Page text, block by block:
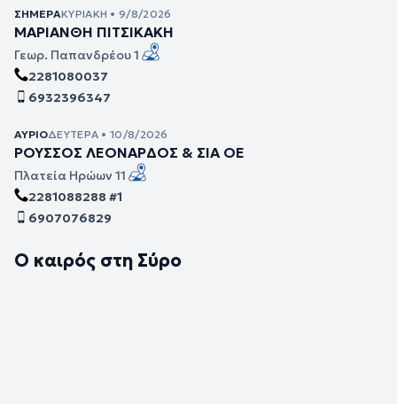
ΣΉΜΕΡΑΚΥΡΙΑΚΉ • 9/8/2026
ΜΑΡΙΑΝΘΗ ΠΙΤΣΙΚΑΚΗ
Γεωρ. Παπανδρέου 1
2281080037
6932396347
ΑΎΡΙΟΔΕΥΤΈΡΑ • 10/8/2026
ΡΟΥΣΣΟΣ ΛΕΟΝΑΡΔΟΣ & ΣΙΑ ΟΕ
Πλατεία Ηρώων 11
2281088288 #1
6907076829
Ο καιρός στη Σύρο